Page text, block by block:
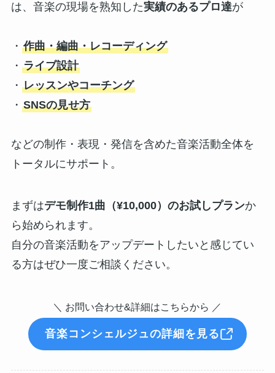
は、音楽の現場を熟知した実績のあるプロ達が
・ 作曲・編曲・レコーディング
・ ライブ設計
・ レッスンやコーチング
・ SNSの見せ方
などの制作・表現・発信を含めた音楽活動全体を
トータルにサポート。
まずはデモ制作1曲（¥10,000）のお試しプランか
ら始められます。
自分の音楽活動をアップデートしたいと感じてい
る方はぜひ一度ご相談ください。
＼ お問い合わせ&詳細はこちらから ／
音楽コンシェルジュの詳細を見る